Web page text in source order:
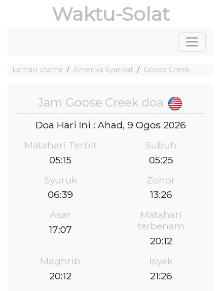
Waktu-Solat
Laman utama Amerika Syarikat Goose Creek
Jam Goose Creek doa
Doa Hari Ini : Ahad, 9 Ogos 2026
Matahari Terbit
05:15
Subuh
05:25
Syuruk
06:39
Zohor
13:26
Asar
17:07
Matahari
terbenam
20:12
Maghrib
20:12
Isyak
21:26